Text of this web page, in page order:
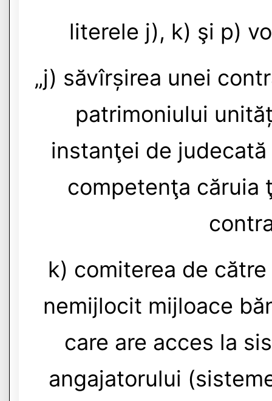
literele j), k) şi p)
„j) săvîrșirea unei
patrimoniului
instanţei de
competenţa căruia
k) comiterea de
nemijlocit mijloace
care are acces la
angajatorului